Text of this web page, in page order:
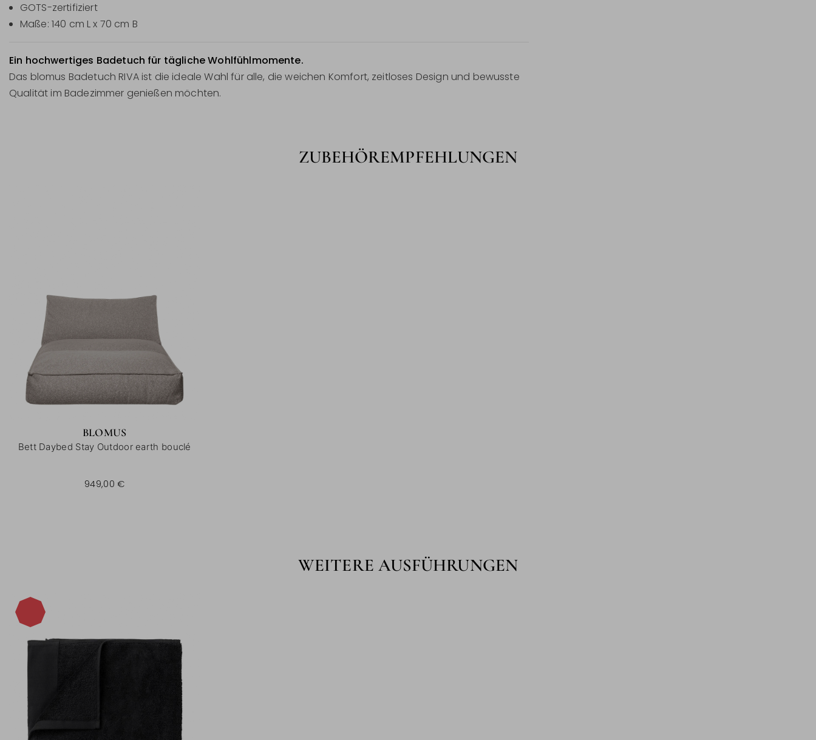
GOTS-zertifiziert
Maße: 140 cm L x 70 cm B
Ein hochwertiges Badetuch für tägliche Wohlfühlmomente.
Das blomus Badetuch RIVA ist die ideale Wahl für alle, die weichen Komfort, zeitloses Design und bewusste
Qualität im Badezimmer genießen möchten.
ZUBEHÖREMPFEHLUNGEN
BLOMUS
Bett Daybed Stay Outdoor earth bouclé
949,00 €
WEITERE AUSFÜHRUNGEN